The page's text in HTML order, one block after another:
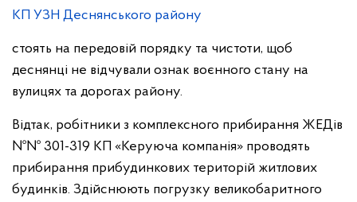
КП УЗН Деснянського району
стоять на передовій порядку та чистоти, щоб
деснянці не відчували ознак воєнного стану на
вулицях та дорогах району.
Відтак, робітники з комплексного прибирання ЖЕДів
№№ 301-319 КП «Керуюча компанія» проводять
прибирання прибудинкових територій житлових
будинків. Здійснюють погрузку великобаритного